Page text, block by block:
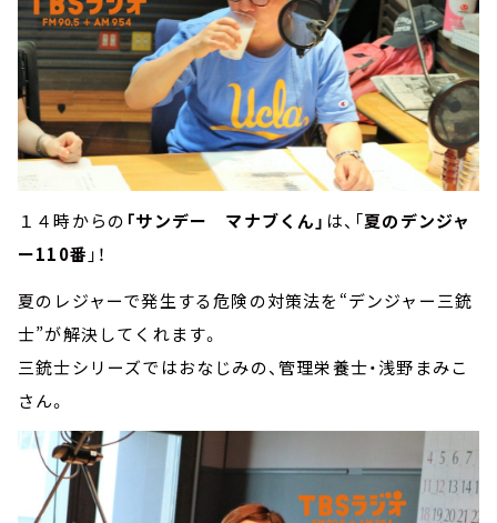
１４時からの 「サンデー マナブくん」 は、「夏のデンジャ
ー110番 」！
夏のレジャーで発生する危険の対策法を“デンジャー三銃
士”が解決してくれます。
三銃士シリーズではおなじみの、管理栄養士・浅野まみこ
さん。